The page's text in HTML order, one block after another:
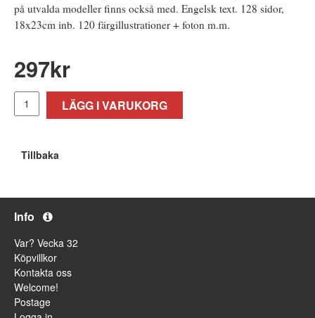
på utvalda modeller finns också med. Engelsk text. 128 sidor,
18x23cm inb. 120 färgillustrationer + foton m.m.
297kr
LÄGG I VARUKORG
Tillbaka
Info
Var? Vecka 32
Köpvillkor
Kontakta oss
Welcome!
Postage